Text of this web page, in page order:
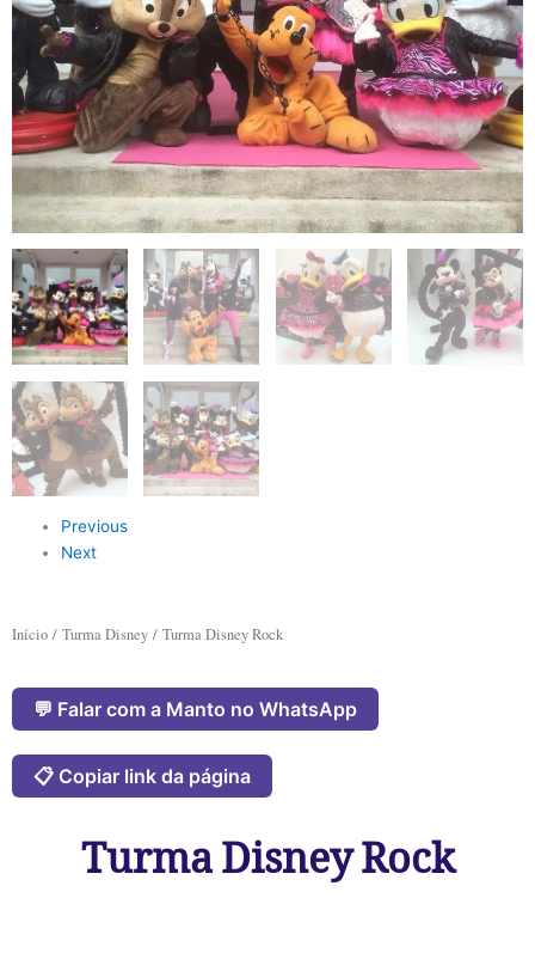
Previous
Next
Início / Turma Disney / Turma Disney Rock
💬 Falar com a Manto no WhatsApp
📋 Copiar link da página
Turma Disney Rock